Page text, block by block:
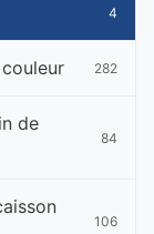
4
282
de
84
106